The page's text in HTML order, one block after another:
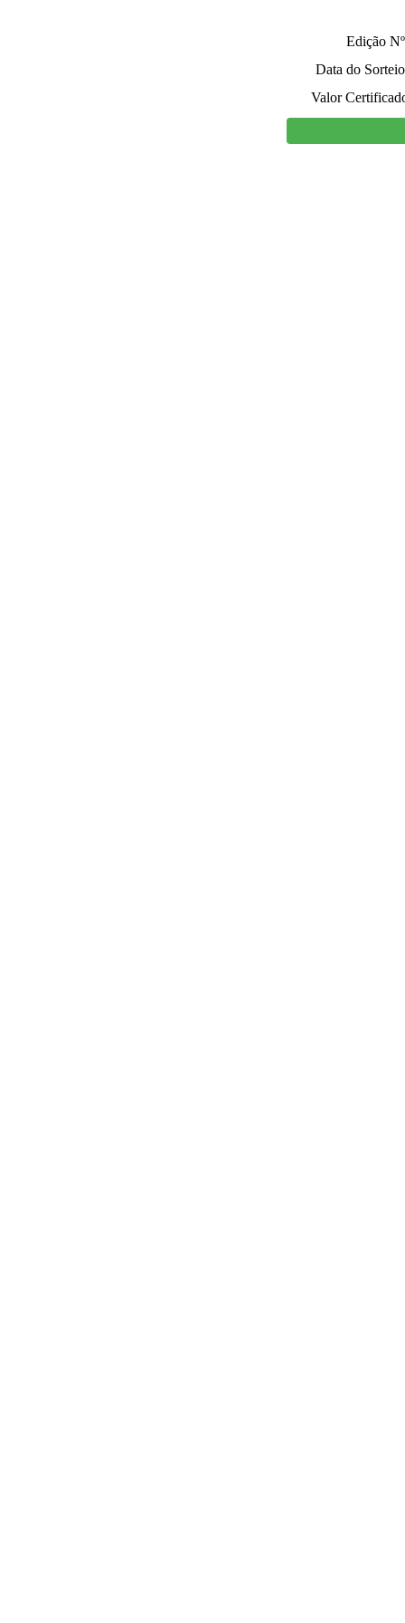
Edição
Data do
Valor